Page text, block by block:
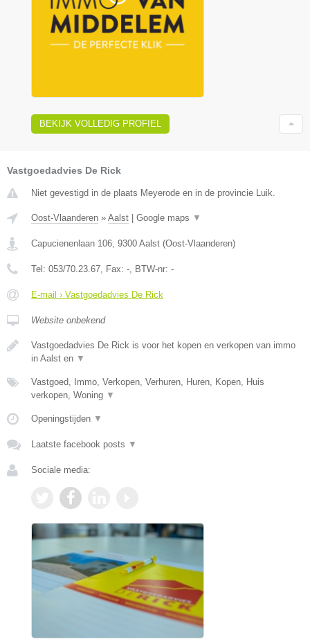
BEKIJK VOLLEDIG PROFIEL
Vastgoedadvies De Rick
Niet gevestigd in de plaats Meyerode en in de provincie Luik.
Oost-Vlaanderen » Aalst Google maps ▼
Capucienenlaan 106 9300 Aalst (Oost-Vlaanderen)
Tel: 053/70.23.67 , Fax: - , BTW-nr: -
E-mail › Vastgoedadvies De Rick
Website onbekend
Vastgoedadvies De Rick is voor het kopen en verkopen van immo
in Aalst en ▼
Vastgoed, Immo, Verkopen, Verhuren, Huren, Kopen, Huis
verkopen, Woning ▼
Openingstijden ▼
Laatste facebook posts ▼
Sociale media: